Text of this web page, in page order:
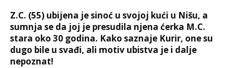
Z.C. (55) ubijena je sinoć u svojoj kući u Nišu, a
sumnja se da joj je presudila njena ćerka M.C.
stara oko 30 godina. Kako saznaje Kurir, one su
dugo bile u svađi, ali motiv ubistva je i dalje
nepoznat!